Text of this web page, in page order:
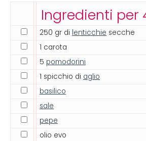
Ingredienti per
250 gr di lenticchie secche
1 carota
5 pomodorini
1 spicchio di aglio
basilico
sale
pepe
olio evo